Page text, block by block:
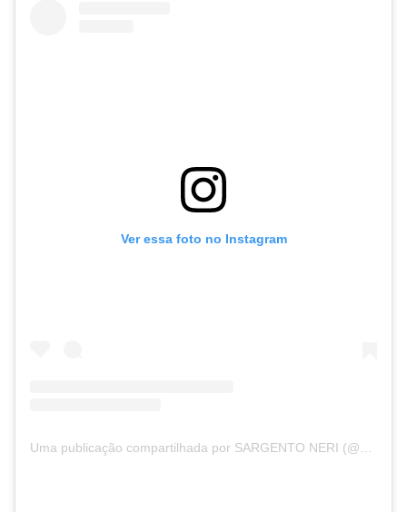
Ver essa foto no Instagram
Uma publicação compartilhada por SARGENTO NERI (@sargentoneri)